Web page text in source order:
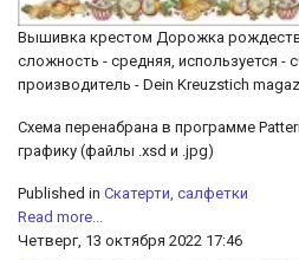
Вышивка крестом Дорожка
сложность - средняя, используется -
производитель - Dein Kreuzstich
Схема перенабрана в программе
графику (файлы .xsd и .jpg)
Published in Скатерти, салфетки
Read more...
Четверг, 13 октября 2022 17:46